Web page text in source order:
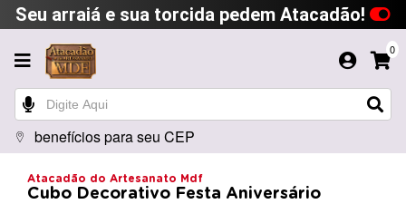
Seu arraiá e sua torcida pedem Atacadão!
0
benefícios para seu CEP
Atacadão do Artesanato Mdf
Cubo Decorativo Festa Aniversário